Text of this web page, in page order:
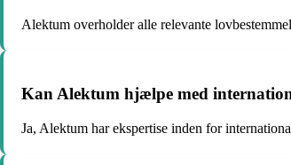
Alektum overholder alle relevante
Kan Alektum hjælpe med
Ja, Alektum har ekspertise inden for